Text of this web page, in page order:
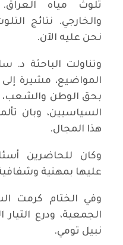
تلوث مياه
والخارجي. نتائج
نحن عليه الآن.
وتناولت الباحثة
المواضيع، مشيرة إلى
بحق الوطن
السياسيين، وبان
هذا المجال.
وكان للحاضرين
عليها بمهنية
وفي الختام كرمت
الجمعية، ودرع
نبيل تومي.